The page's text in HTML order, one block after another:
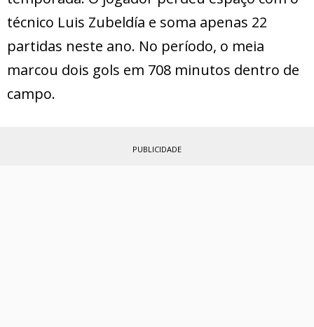
técnico Luis Zubeldía e soma apenas 22
partidas neste ano. No período, o meia
marcou dois gols em 708 minutos dentro de
campo.
PUBLICIDADE